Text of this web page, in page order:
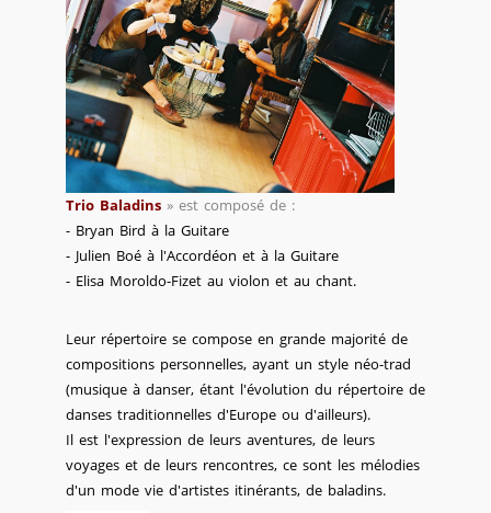
Trio Baladins » est composé de :
- Bryan Bird à la Guitare
- Julien Boé à l'Accordéon et à la Guitare
- Elisa Moroldo-Fizet au violon et au chant.
Leur répertoire se compose en grande majorité de
compositions personnelles, ayant un style néo-trad
(musique à danser, étant l'évolution du répertoire de
danses traditionnelles d'Europe ou d'ailleurs).
Il est l'expression de leurs aventures, de leurs
voyages et de leurs rencontres, ce sont les mélodies
d'un mode vie d'artistes itinérants, de baladins.